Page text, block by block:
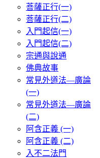
菩薩正行(一)
菩薩正行(二)
入門起信(一)
入門起信(二)
宗通與說通
佛典故事
常見外道法—廣論
(一)
常見外道法—廣論
(二)
阿含正義 (一)
阿含正義 (二)
入不二法門